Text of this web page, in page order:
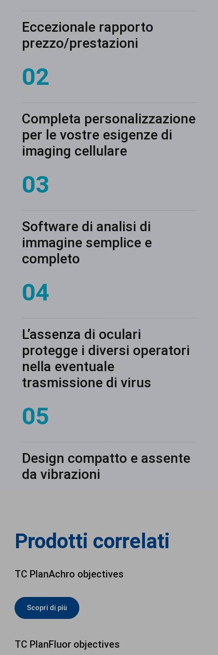
Eccezionale rapporto
prezzo/prestazioni
02
Completa personalizzazione
per le vostre esigenze di
imaging cellulare
03
Software di analisi di
immagine semplice e
completo
04
L’assenza di oculari
protegge i diversi operatori
nella eventuale
trasmissione di virus
05
Design compatto e assente
da vibrazioni
Prodotti correlati
TC PlanAchro objectives
Scopri di più
TC PlanFluor objectives